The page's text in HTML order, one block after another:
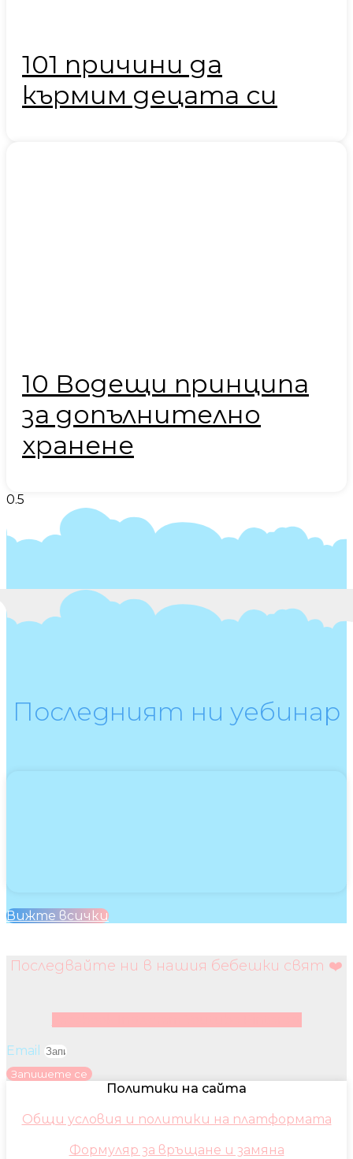
101 причини да
кърмим децата си
10 Водещи принципа
за допълнително
хранене
Последният ни уебинар
Вижте всички
Последвайте ни в нашия бебешки свят ❤️
Email
Запишете се
Политики на сайта
Общи условия и политики на платформата
Формуляр за връщане и замяна